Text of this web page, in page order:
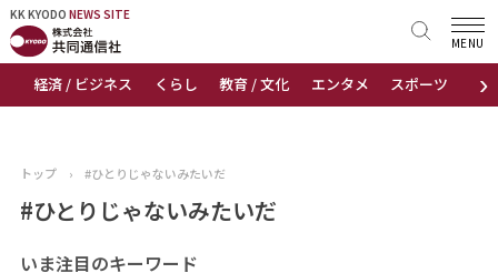
KK KYODO NEWS SITE
›
経済 / ビジネス くらし 教育 / 文化 エンタメ スポーツ 地域
MENU
KK KYODONEWS SITE
トップページ
ニュース
おすすめコンテンツ
トップ › #ひとりじゃないみたいだ
#ひとりじゃないみたいだ
いま注目のキーワード